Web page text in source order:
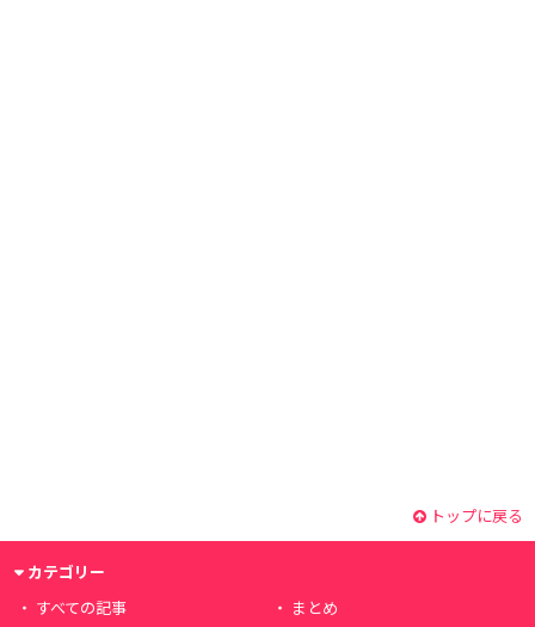
トップに戻る
カテゴリー
すべての記事
まとめ